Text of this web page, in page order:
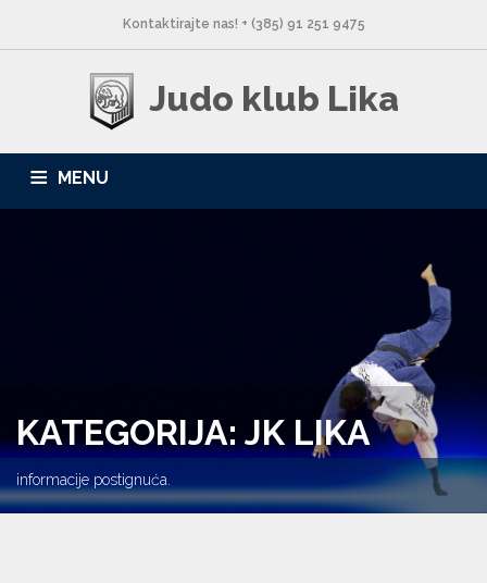
Kontaktirajte nas! + (385) 91 251 9475
Judo klub Lika
MENU
KATEGORIJA: JK LIKA
informacije postignuća.